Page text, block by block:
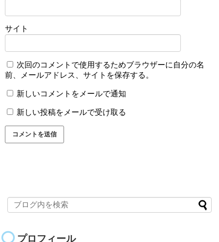
サイト
次回のコメントで使用するためブラウザーに自分の名
前、メールアドレス、サイトを保存する。
新しいコメントをメールで通知
新しい投稿をメールで受け取る
プロフィール